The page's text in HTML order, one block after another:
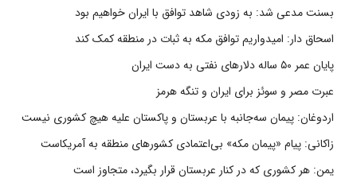
بسنت مدعی شد: به زودی شاهد توافق با ایران خواهیم بود
اسحاق دار: امیدواریم توافق مکه به ثبات در منطقه کمک کند
پایان عمر ۵۰ ساله دلارهای نفتی به دست ایران
عبرت مصر و سوئز برای ایران و تنگه هرمز
اردوغان: پیمان سه‌جانبه با عربستان و پاکستان علیه هیچ کشوری نیست
زاکانی: پیام «پیمان مکه» بی‌اعتمادی کشورهای منطقه به آمریکاست
یمن: هر کشوری که در کنار عربستان قرار بگیرد، متجاوز است